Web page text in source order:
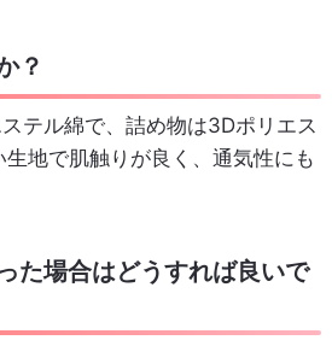
？
テル綿で、詰め物は3Dポリエス
地で肌触りが良く、通気性にも
た場合はどうすれば良いで